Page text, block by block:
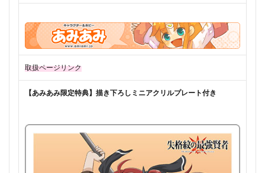
取扱ページリンク
【あみあみ限定特典】描き下ろしミニアクリルプレート付き